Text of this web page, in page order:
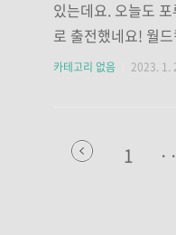
온유지해야겠죠!?)
유의할 것, 되도록
지지 않도록 주의해
있는데요. 오늘도
로 출전했네요! 월
는거 같아서 기분이
경기결과를 떠나서
요.. 맨체스터 시티
카테고리 없음 2023. 1.
1